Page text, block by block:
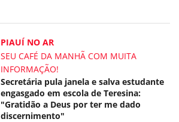
PIAUÍ NO AR
SEU CAFÉ DA MANHÃ COM MUITA
INFORMAÇÃO!
Secretária pula janela e salva estudante
engasgado em escola de Teresina:
"Gratidão a Deus por ter me dado
discernimento"